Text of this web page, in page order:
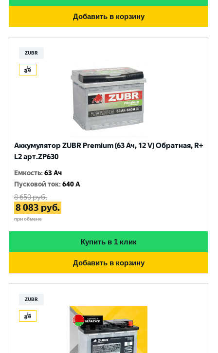
Добавить в корзину
ZUBR
Аккумулятор ZUBR Premium (63 Ач, 12 V) Обратная, R+
L2 арт.ZP630
Емкость:63 Ач
Пусковой ток:640 A
8 650руб.
8 083 руб.
при обмене
Купить в 1 клик
Добавить в корзину
ZUBR